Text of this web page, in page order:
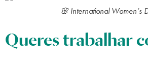
🌸 International Women’s
Queres trabalhar